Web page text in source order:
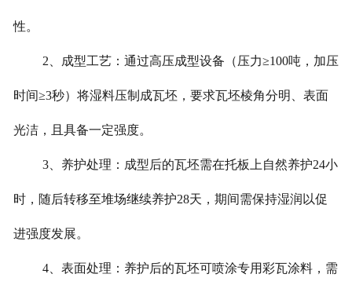
性。
2、成型工艺：通过高压成型设备（压力≥100吨，加压
时间≥3秒）将湿料压制成瓦坯，要求瓦坯棱角分明、表面
光洁，且具备一定强度。
3、养护处理：成型后的瓦坯需在托板上自然养护24小
时，随后转移至堆场继续养护28天，期间需保持湿润以促
进强度发展。
4、表面处理：养护后的瓦坯可喷涂专用彩瓦涂料，需